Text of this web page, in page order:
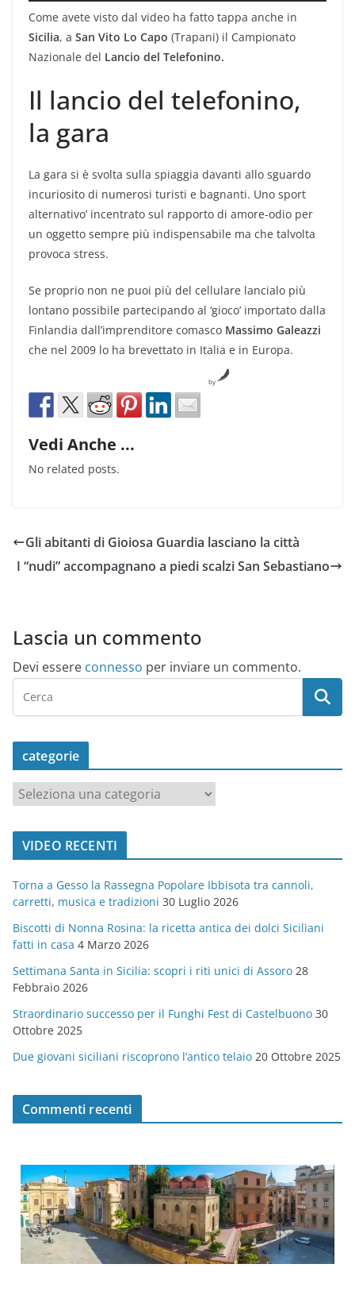
Come avete visto dal video ha fatto tappa anche in
Sicilia, a San Vito Lo Capo (Trapani) il Campionato
Nazionale del Lancio del Telefonino.
Il lancio del telefonino,
la gara
La gara si è svolta sulla spiaggia davanti allo sguardo
incuriosito di numerosi turisti e bagnanti. Uno sport
alternativo’ incentrato sul rapporto di amore-odio per
un oggetto sempre più indispensabile ma che talvolta
provoca stress.
Se proprio non ne puoi più del cellulare lancialo più
lontano possibile partecipando al ‘gioco’ importato dalla
Finlandia dall’imprenditore comasco Massimo Galeazzi
che nel 2009 lo ha brevettato in Italia e in Europa.
by
Vedi Anche ...
No related posts.
Gli abitanti di Gioiosa Guardia lasciano la città
I “nudi” accompagnano a piedi scalzi San Sebastiano
Lascia un commento
Devi essere connesso per inviare un commento.
categorie
a
t
o
r
i
e
VIDEO RECENTI
Torna a Gesso la Rassegna Popolare Ibbisota tra cannoli,
carretti, musica e tradizioni 30 Luglio 2026
Biscotti di Nonna Rosina: la ricetta antica dei dolci Siciliani
fatti in casa 4 Marzo 2026
Settimana Santa in Sicilia: scopri i riti unici di Assoro 28
Febbraio 2026
Straordinario successo per il Funghi Fest di Castelbuono 30
Ottobre 2025
Due giovani siciliani riscoprono l’antico telaio 20 Ottobre 2025
Commenti recenti